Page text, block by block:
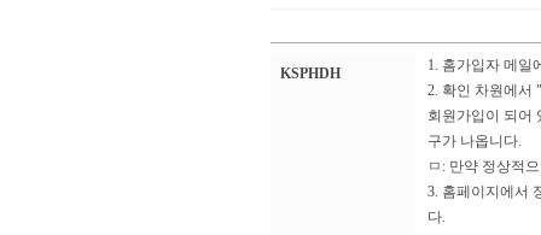
KSPHDH
1. 홈가입자 메일
2. 확인 차원에서
회원가입이 되어
구가 나옵니다.
ㅁ: 만약 정상적
3. 홈페이지에서
다.